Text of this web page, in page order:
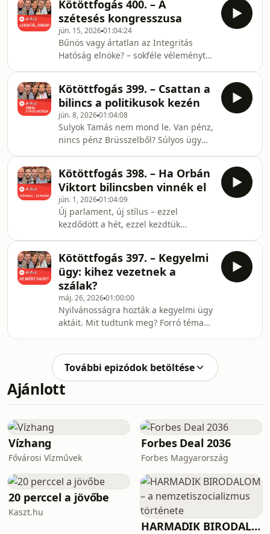
nyilvánosságot, a fideszest legalábbis
mindenképpen uralja egy téma:
„Zsolti bácsizással támad” a volt
kormánypárt. Erről is elmondták a
véleményüket vendégeink, ahogy az
aranykonvoj ügyéről is. Tényleg Orbán
Viktorig érhet? Akik pedig mindezeket
átbeszélt
Kötöttfogás 400. – A
szétesés kongresszusa
jún. 15, 202601:04:24
Bűnös vagy ártatlan az Integritás
Hatóság elnöke? – sokféle véleményt
Hangnak), a műsort is ezzel kezdtük.
Majd egy sokakat felháborító esettel
folytattuk: nyuszimotorral és híddal is
lopott a Fidesz. Németh Balázs
irodalmi tévelygése Fülessel és
Micimackóval – ez is szóba került a
június 11-i adásban, ahogyan az is,
hogy Havasi Bertalan lerá
Kötöttfogás 399. – Csattan a
bilincs a politikusok kezén
jún. 8, 202601:04:08
Sulyok Tamás nem mond le. Van pénz,
nincs pénz Brüsszelből? Súlyos ügy
Bajban a független média. Ezek voltak
a június 4-i Kötöttfogás témái. Akik
megvitatták őket: Csintalan Sándor,
Dévényi István, Gulyás Balázs és
Reichert János, a műsorvezető Pörzse
Sándor volt.Hogyan tovább
Magyarország? Mik a legsürgetőbb
teendői az új kormányna
Kötöttfogás 398. – Ha Orbán
Viktort bilincsben vinnék el
jún. 1, 202601:04:09
Új parlament, új stílus – ezzel
kezdődött a hét, ezzel kezdtük
is kiderül a május 28-i adásból,
amelyben esett szó a védvonalról is.
Sikerülhet a vagyonvisszavétel? Ezt is
megvitatták vendégeink, ahogyan a
bejelentést is, miszerint: lesz Pride.
Akik pedig mindezeket átbeszélték
Dévényi István műsorvezetése mellett:
Csintalan Sán
Kötöttfogás 397. – Kegyelmi
ügy: kihez vezetnek a
szálak?
máj. 26, 202601:00:00
Nyilvánosságra hozták a kegyelmi ügy
aktáit. Mit tudtunk meg? Forró téma
hogy Gaudi-Nagy Tamás ügyvédként
foglalkozott K. Endre ügyével. Mit
gondolnak erről vendégeink? Kiderül
a beszélgetésből, amelyben szóba
kaszinókkal? Jár-e a miniszteri,
államtitkári végkielégítés? Erről is
További epizódok betöltése
Ajánlott
Vízhang
Fővárosi Vízművek
Forbes Deal 2036
Forbes Magyarország
20 perccel a jövőbe
Kaszt.hu
HARMADIK BIRODALOM – a nemzetiszocializmus története